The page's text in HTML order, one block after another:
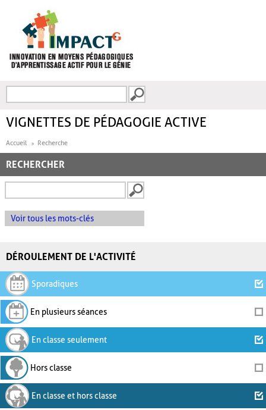
FORMULAIRE DE
VIGNETTES DE PÉDAGOGIE ACTIVE
Accueil Recherche
RECHERCHER
Voir tous les mots-clés
DÉROULEMENT DE L'ACTIVITÉ
Sporadiques
En plusieurs séances
En classe seulement
Hors classe
En classe et hors classe